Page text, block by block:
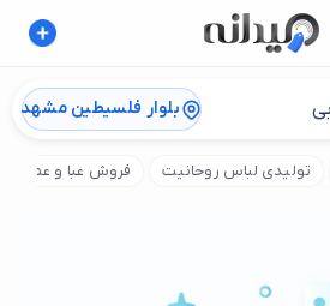
بلوار فلسیطین مشهد
تولیدی لباس روحانیت فروش عبا و عمامه